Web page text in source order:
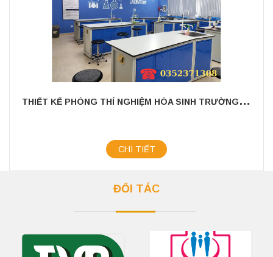
T
HIẾT KẾ PHÒNG THÍ NGHIỆM HÓA SINH TRƯỜNG HỌC
CHI TIẾT
ĐỐI TÁC